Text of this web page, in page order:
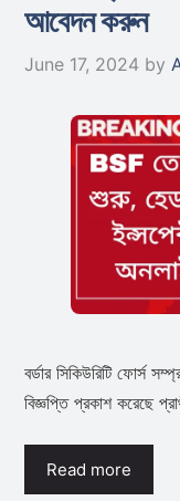
আবেদন করুন
June 17, 2024 by
বর্ডার সিকিউরিটি ফোর্স
বিজ্ঞপ্তি প্রকাশ করেছে
Read more